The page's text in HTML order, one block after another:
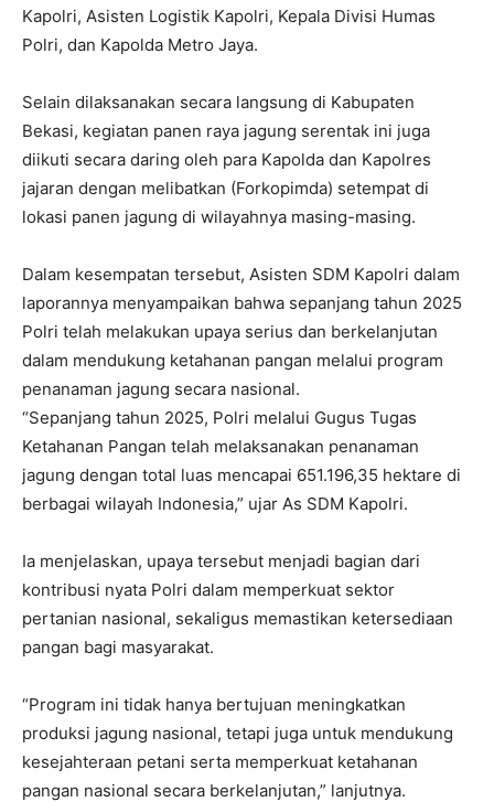
Kapolri, Asisten Logistik Kapolri, Kepala Divisi Humas
Polri, dan Kapolda Metro Jaya.
Selain dilaksanakan secara langsung di Kabupaten
Bekasi, kegiatan panen raya jagung serentak ini juga
diikuti secara daring oleh para Kapolda dan Kapolres
jajaran dengan melibatkan (Forkopimda) setempat di
lokasi panen jagung di wilayahnya masing-masing.
Dalam kesempatan tersebut, Asisten SDM Kapolri dalam
laporannya menyampaikan bahwa sepanjang tahun 2025
Polri telah melakukan upaya serius dan berkelanjutan
dalam mendukung ketahanan pangan melalui program
penanaman jagung secara nasional.
“Sepanjang tahun 2025, Polri melalui Gugus Tugas
Ketahanan Pangan telah melaksanakan penanaman
jagung dengan total luas mencapai 651.196,35 hektare di
berbagai wilayah Indonesia,” ujar As SDM Kapolri.
Ia menjelaskan, upaya tersebut menjadi bagian dari
kontribusi nyata Polri dalam memperkuat sektor
pertanian nasional, sekaligus memastikan ketersediaan
pangan bagi masyarakat.
“Program ini tidak hanya bertujuan meningkatkan
produksi jagung nasional, tetapi juga untuk mendukung
kesejahteraan petani serta memperkuat ketahanan
pangan nasional secara berkelanjutan,” lanjutnya.